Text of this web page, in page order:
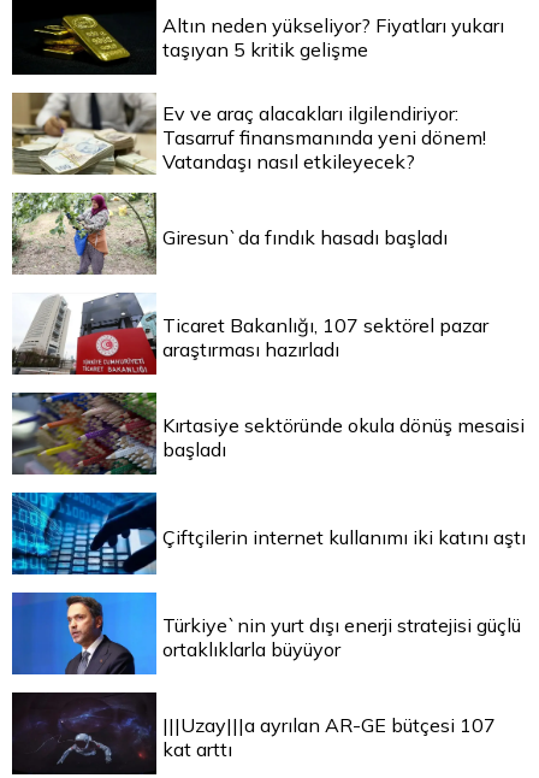
Altın neden yükseliyor? Fiyatları yukarı
taşıyan 5 kritik gelişme
Ev ve araç alacakları ilgilendiriyor:
Tasarruf finansmanında yeni dönem!
Vatandaşı nasıl etkileyecek?
Giresun`da fındık hasadı başladı
Ticaret Bakanlığı, 107 sektörel pazar
araştırması hazırladı
Kırtasiye sektöründe okula dönüş mesaisi
başladı
Çiftçilerin internet kullanımı iki katını aştı
Türkiye`nin yurt dışı enerji stratejisi güçlü
ortaklıklarla büyüyor
|||Uzay|||a ayrılan AR-GE bütçesi 107
kat arttı